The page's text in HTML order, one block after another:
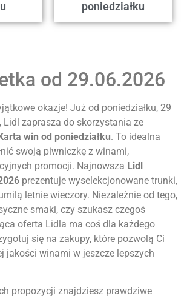
poniedziałku
od 29.06.2026
okazje! Już od poniedziałku, 29
Lidl zaprasza do skorzystania ze
win od poniedziałku. To idealna
swoją piwniczkę z winami,
promocji. Najnowsza Lidl
prezentuje wyselekcjonowane trunki,
letnie wieczory. Niezależnie od tego,
smaki, czy szukasz czegoś
oferta Lidla ma coś dla każdego
się na zakupy, które pozwolą Ci
jakości winami w jeszcze lepszych
propozycji znajdziesz prawdziwe